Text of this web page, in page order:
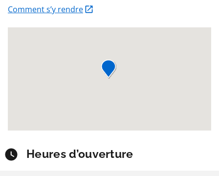
Comment s’y rendre
Heures d’ouverture